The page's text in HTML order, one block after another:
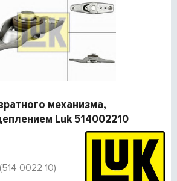
механизма,
Luk 514002210
(514 0022 10)